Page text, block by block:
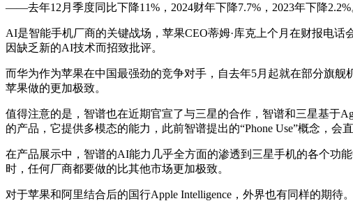
——去年12月季度同比下降11%，2024财年下降7.7%，2023年下降
AI是智能手机厂商的关键战场，苹果CEO蒂姆·库克上个月在财报电话
因缺乏新的AI技术而招致批评。
而华为作为苹果在中国最强劲的竞争对手，自去年5月起就在部分旗
苹果做的更加极致。
值得注意的是，智谱也在近期官宣了与三星的合作，智谱和三星基于
的产品，它提供多模态的能力，此前智谱提出的“Phone Use”概念，会
在产品展示中，智谱的AI能力几乎全方面的渗透到三星手机的各个功
时，任何厂商都要做的比其他市场更加极致。
对于苹果和阿里结合后的国行Apple Intelligence，外界也有同样的期待。